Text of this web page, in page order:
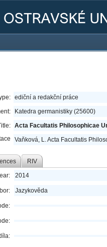
ediční a redakční práce
Katedra germanistiky (25600)
Acta Facultatis Philosophicae
Vaňková, L. Acta Facultatis
RIV
2014
Jazykověda